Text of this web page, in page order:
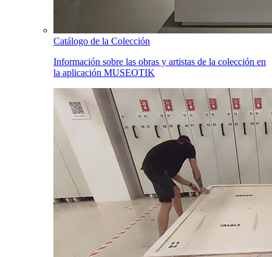
Catálogo de la Colección
Información sobre las obras y artistas de la colección en
la aplicación MUSEOTIK